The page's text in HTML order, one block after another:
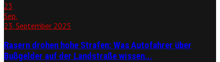
23
Sep.
23. September 2025
Rasern drohen hohe Strafen: Was Autofahrer über
Bußgelder auf der Landstraße wissen...